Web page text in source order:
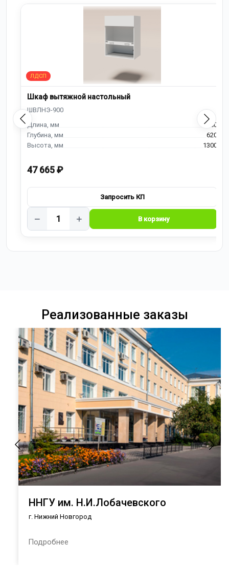
Шкаф вытяжной настольный
900
620
1300
47 665 ₽
− +
Реализованные заказы
ННГУ им. Н.И.Лобачевского
г. Нижний Новгород
Подробнее